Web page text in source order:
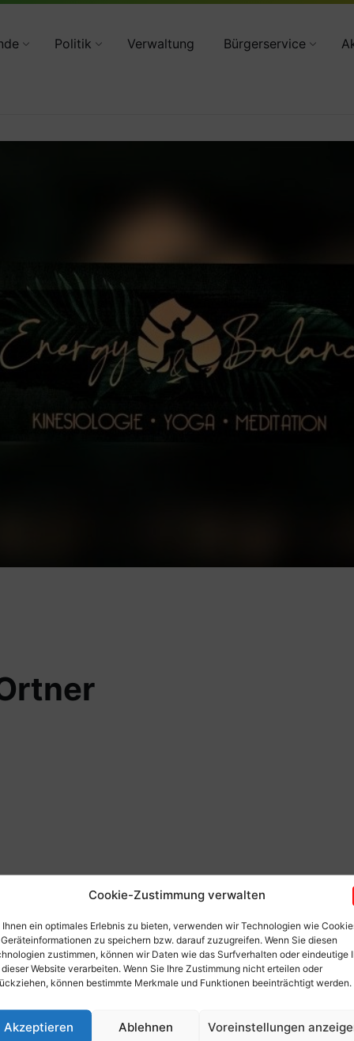
Cookie-Zustimmung verwalten
Ihnen ein optimales Erlebnis zu bieten, verwenden wir Technologien wie
zu speichern bzw. darauf zuzugreifen. Wenn Sie diesen
zustimmen, können wir Daten wie das Surfverhalten oder eindeutige
Website verarbeiten. Wenn Sie Ihre Zustimmung nicht erteilen oder
können bestimmte Merkmale und Funktionen beeinträchtigt werden.
Akzeptieren Ablehnen Voreinstellungen
Politik Verwaltung Bürgerservice